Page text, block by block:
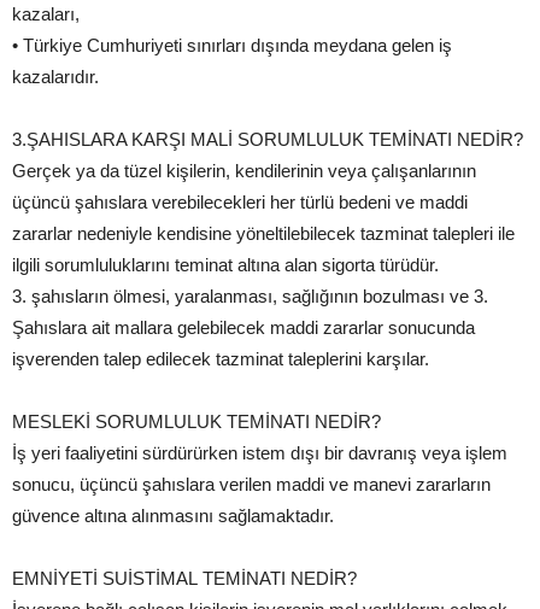
kazaları,
• Türkiye Cumhuriyeti sınırları dışında meydana gelen iş
kazalarıdır.
3.ŞAHISLARA KARŞI MALİ SORUMLULUK TEMİNATI NEDİR?
Gerçek ya da tüzel kişilerin, kendilerinin veya çalışanlarının
üçüncü şahıslara verebilecekleri her türlü bedeni ve maddi
zararlar nedeniyle kendisine yöneltilebilecek tazminat talepleri ile
ilgili sorumluluklarını teminat altına alan sigorta türüdür.
3. şahısların ölmesi, yaralanması, sağlığının bozulması ve 3.
Şahıslara ait mallara gelebilecek maddi zararlar sonucunda
işverenden talep edilecek tazminat taleplerini karşılar.
MESLEKİ SORUMLULUK TEMİNATI NEDİR?
İş yeri faaliyetini sürdürürken istem dışı bir davranış veya işlem
sonucu, üçüncü şahıslara verilen maddi ve manevi zararların
güvence altına alınmasını sağlamaktadır.
EMNİYETİ SUİSTİMAL TEMİNATI NEDİR?